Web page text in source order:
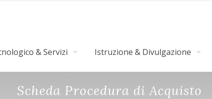
& Servizi Istruzione & Divulgazione
Scheda Procedura di Acquisto